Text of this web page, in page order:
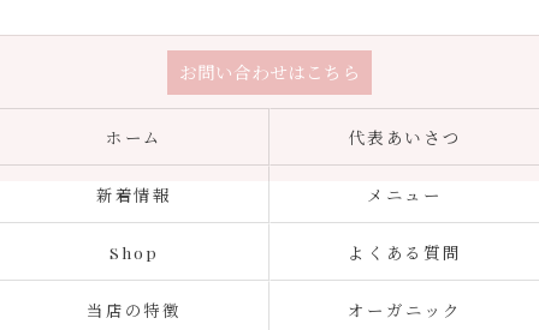
お問い合わせはこちら
ホーム 代表あいさつ
新着情報 メニュー
Shop よくある質問
当店の特徴 オーガニック